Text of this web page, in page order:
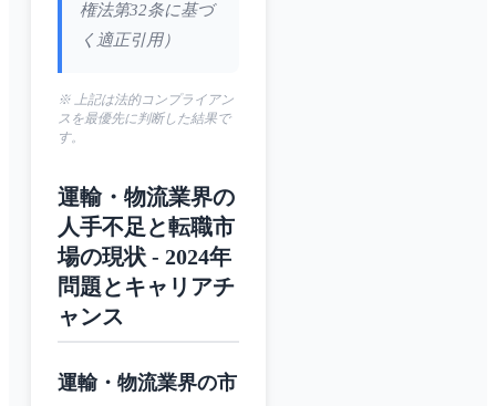
権法第32条に基づ
く適正引用）
※ 上記は法的コンプライアン
スを最優先に判断した結果で
す。
運輸・物流業界の
人手不足と転職市
場の現状 - 2024年
問題とキャリアチ
ャンス
運輸・物流業界の市